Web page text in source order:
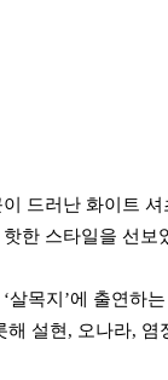
드러난 화이트
한 스타일을 선보
살목지’에 출연하
해 설현, 오나라,